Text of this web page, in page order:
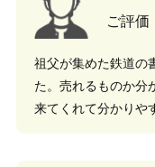
ご評価
祖父が集めた鉄道の
た。売れるものか分
来てくれて分かりや